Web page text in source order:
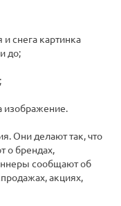
и снега картинка
до;
изображение.
Они делают так, что
о брендах,
сообщают об
акциях,